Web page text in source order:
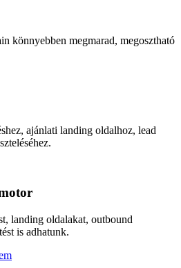
könnyebben megmarad, megosztható
ajánlati landing oldalhoz, lead
landing oldalakat, outbound
is adhatunk.